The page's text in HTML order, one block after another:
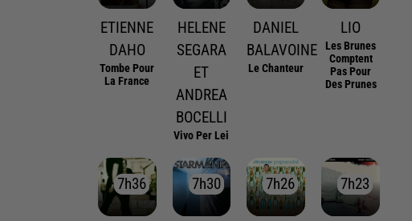
ETIENNE
DAHO
Tombe Pour
La France
HELENE
SEGARA
ET
ANDREA
BOCELLI
Vivo Per Lei
DANIEL
BALAVOINE
Le Chanteur
LIO
Les Brunes
Comptent
Pas Pour
Des Prunes
7h36
7h36 7h30
7h30 7h26
7h26 7h23
7h23